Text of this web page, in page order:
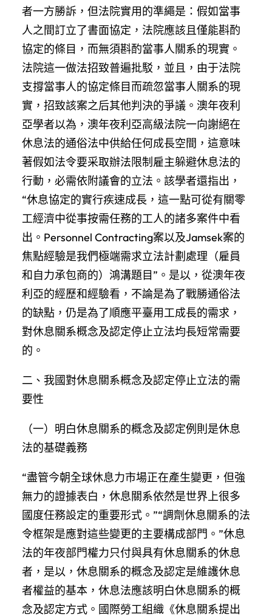
者一方勝訴，但法院實用的準繩是：假如當事
人之間訂立了書面協定，法院應該且僅能斟酌
協定的條目，而無須斟酌當事人關系的現實。
法院這一做法招致普遍批駁，並且，由于法院
支撐當事人的協定條目而疏忽當事人關系的現
實，招致該案之后其他判決的爭議。澳年夜利
亞學者以為，澳年夜利亞高級法院一向謝絕在
休息法的通俗法中供給任何成長空間，這意味
著假如法令要采取辦法限制雇主躲避休息法的
行動，必需依附議會的立法。該學者還指出，
“休息協定的實行疾速成長，這一點可從有關零
工經濟中從事按需任務的工人的諸多案件中看
出。Personnel Contracting案以及Jamsek案的
焦點經驗是我們極端需求立法計劃處理（雇員
和自力承包商的）鴻溝題目”。是以，從澳年夜
利亞的經歷和經驗看，不論是為了戰勝通俗法
的缺點，仍是為了順應平臺用工成長的需求，
對休息關系概念及認定停止立法均長短常需要
的。
二、我國對休息關系概念及認定停止立法的需
要性
（一）明白休息關系的概念及認定例則是休息
法的基礎義務
“盡管今朝全球休息力市場正在產生變更，但強
無力的證據表白，休息關系依然是世界上很多
國度任務設定的重要形式。”“調劑休息關系的法
令框架是應對這些變更的主要構成部門。”休息
法的年夜部門權力只付與具有休息關系的休息
者，是以，休息關系的概念及認定是維護休息
者權益的基本，休息法應該明白休息關系的概
念及認定方式。國際勞工組織《休息關系提出